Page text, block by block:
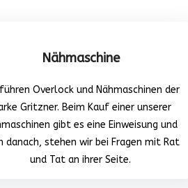
Nähmaschine
Overlock und Nähmaschinen der
Gritzner. Beim Kauf einer unserer
gibt es eine Einweisung und
danach, stehen wir bei Fragen mit Rat
und Tat an ihrer Seite.